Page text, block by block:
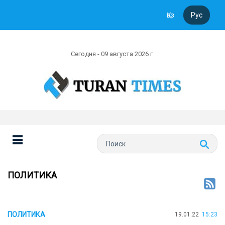
Қаз Рус
Сегодня - 09 августа 2026 г
ПОЛИТИКА
ПОЛИТИКА 19.01.22 15:23